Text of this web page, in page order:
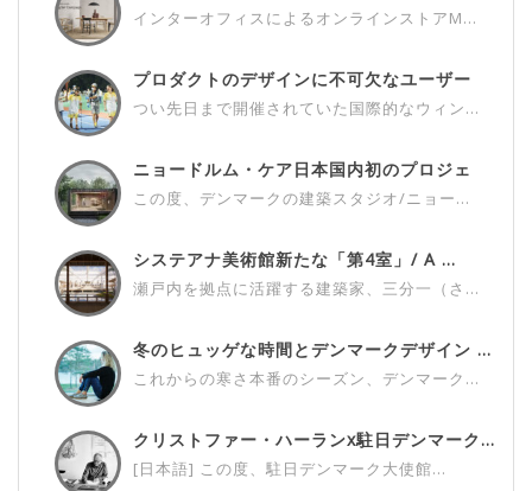
インターオフィスによるオンラインストアM...
プロダクトのデザインに不可欠なユーザー
つい先日まで開催されていた国際的なウィン...
ニョードルム・ケア日本国内初のプロジェ
この度、デンマークの建築スタジオ/ニョー...
システアナ美術館新たな「第4室」/ A ...
瀬戸内を拠点に活躍する建築家、三分一（さ...
冬のヒュッゲな時間とデンマークデザイン ...
これからの寒さ本番のシーズン、デンマーク...
クリストファー・ハーランx駐日デンマーク...
[日本語] この度、駐日デンマーク大使館...